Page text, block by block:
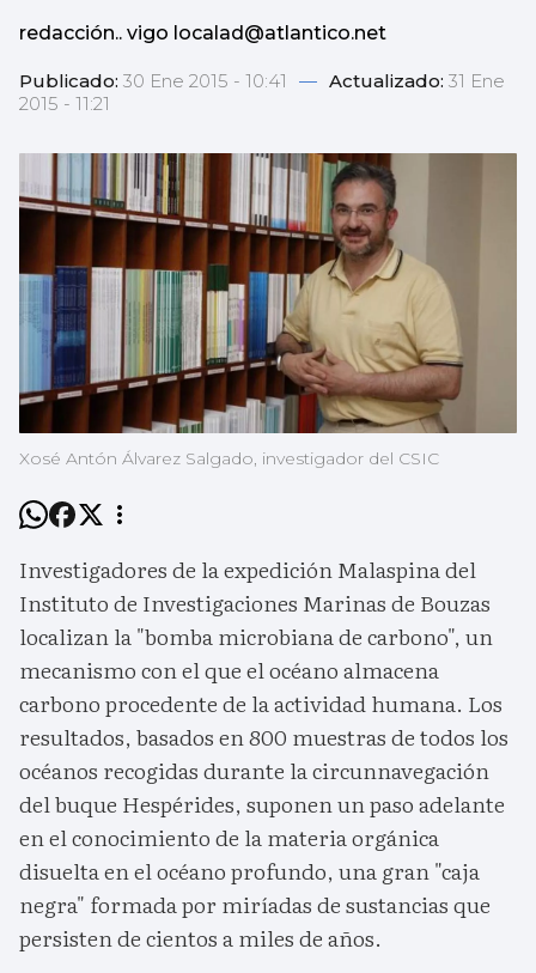
redacción.. vigo localad@atlantico.net
Publicado: 30 Ene 2015 - 10:41 — Actualizado: 31 Ene
2015 - 11:21
Xosé Antón Álvarez Salgado, investigador del CSIC
Investigadores de la expedición Malaspina del
Instituto de Investigaciones Marinas de Bouzas
localizan la "bomba microbiana de carbono", un
mecanismo con el que el océano almacena
carbono procedente de la actividad humana. Los
resultados, basados en 800 muestras de todos los
océanos recogidas durante la circunnavegación
del buque Hespérides, suponen un paso adelante
en el conocimiento de la materia orgánica
disuelta en el océano profundo, una gran "caja
negra" formada por miríadas de sustancias que
persisten de cientos a miles de años.